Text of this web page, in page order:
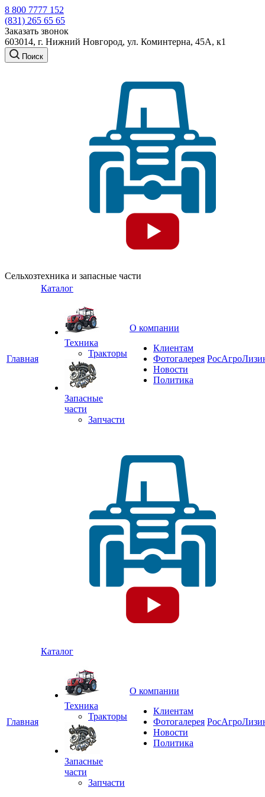
8 800 7777 152
(831) 265 65 65
Заказать звонок
603014, г. Нижний Новгород, ул. Коминтерна, 45А, к1
Поиск
Сельхозтехника и запасные части
Главная
Каталог
Техника
Тракторы
Запасные
части
Запчасти
О компании
Клиентам
Фотогалерея
Новости
Политика
Главная
Каталог
Техника
Тракторы
Запасные
части
Запчасти
О компании
Клиентам
Фотогалерея
Новости
Политика